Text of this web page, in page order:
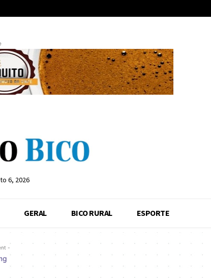
6, 2026
GERAL BICO RURAL ESPORTE
-